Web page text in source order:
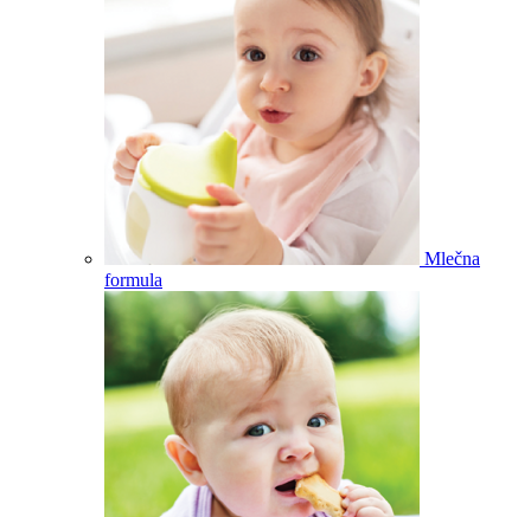
Mlečna
formula